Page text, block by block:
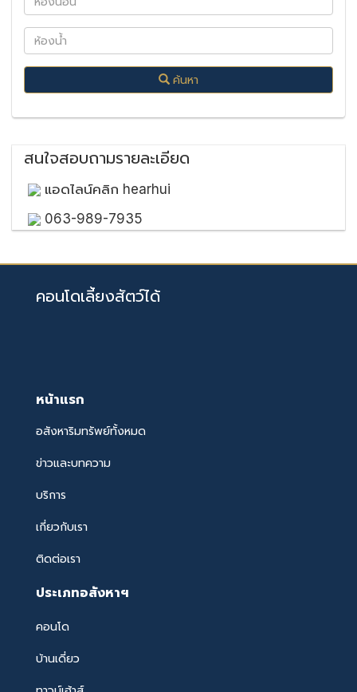
ค้นหา
สนใจสอบถามรายละเอียด
แอดไลน์คลิก hearhui
063-989-7935
คอนโดเลี้ยงสัตว์ได้
หน้าแรก
อสังหาริมทรัพย์ทั้งหมด
ข่าวและบทความ
บริการ
เกี่ยวกับเรา
ติดต่อเรา
ประเภทอสังหาฯ
คอนโด
บ้านเดี่ยว